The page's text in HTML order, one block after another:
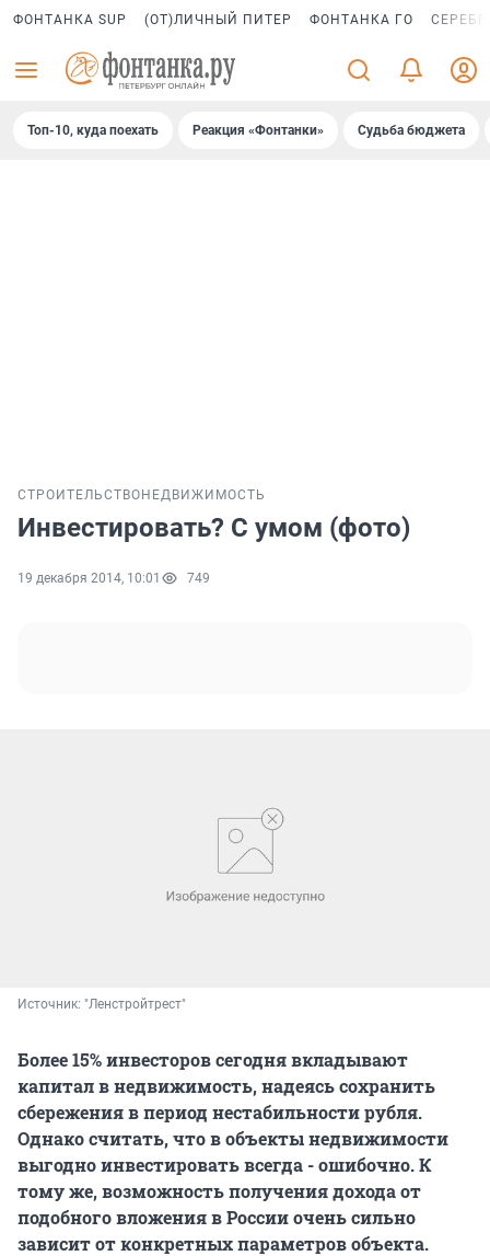
ФОНТАНКА SUP (ОТ)ЛИЧНЫЙ ПИТЕР ФОНТАНКА ГО
Топ-10, куда поехать Реакция «Фонтанки» Судьба бюджета
СТРОИТЕЛЬСТВО НЕДВИЖИМОСТЬ
Инвестировать? С умом (фото)
19 декабря 2014, 10:01 749
Источник: "Ленстройтрест"
Более 15% инвесторов сегодня вкладывают
капитал в недвижимость, надеясь сохранить
сбережения в период нестабильности рубля.
Однако считать, что в объекты недвижимости
выгодно инвестировать всегда - ошибочно. К
тому же, возможность получения дохода от
подобного вложения в России очень сильно
зависит от конкретных параметров объекта.